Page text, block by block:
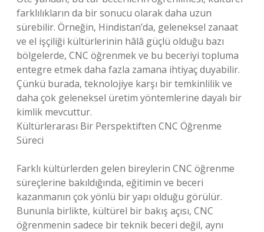
farklılıkların da bir sonucu olarak daha uzun
sürebilir. Örneğin, Hindistan’da, geleneksel zanaat
ve el işçiliği kültürlerinin hâlâ güçlü olduğu bazı
bölgelerde, CNC öğrenmek ve bu beceriyi topluma
entegre etmek daha fazla zamana ihtiyaç duyabilir.
Çünkü burada, teknolojiye karşı bir temkinlilik ve
daha çok geleneksel üretim yöntemlerine dayalı bir
kimlik mevcuttur.
Kültürlerarası Bir Perspektiften CNC Öğrenme
Süreci
Farklı kültürlerden gelen bireylerin CNC öğrenme
süreçlerine bakıldığında, eğitimin ve beceri
kazanmanın çok yönlü bir yapı olduğu görülür.
Bununla birlikte, kültürel bir bakış açısı, CNC
öğrenmenin sadece bir teknik beceri değil, aynı